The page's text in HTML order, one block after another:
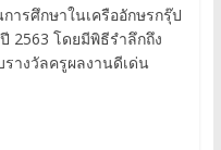
ารศึกษาในเครืออักษรกรุ๊ป
2563 โดยมีพิธีรำลึกถึง
างวัลครูผลงานดีเด่น